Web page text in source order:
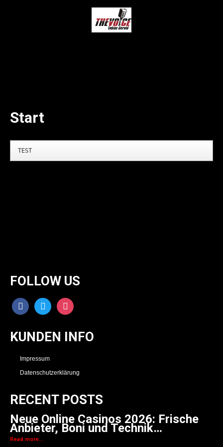
Start
FOLLOW US
facebooktwitter instagram
KUNDEN INFO
Impressum
Datenschutzerklärung
RECENT POSTS
Neue Online Casinos 2026: Frische
Anbieter, Boni und Technik…
Read more...